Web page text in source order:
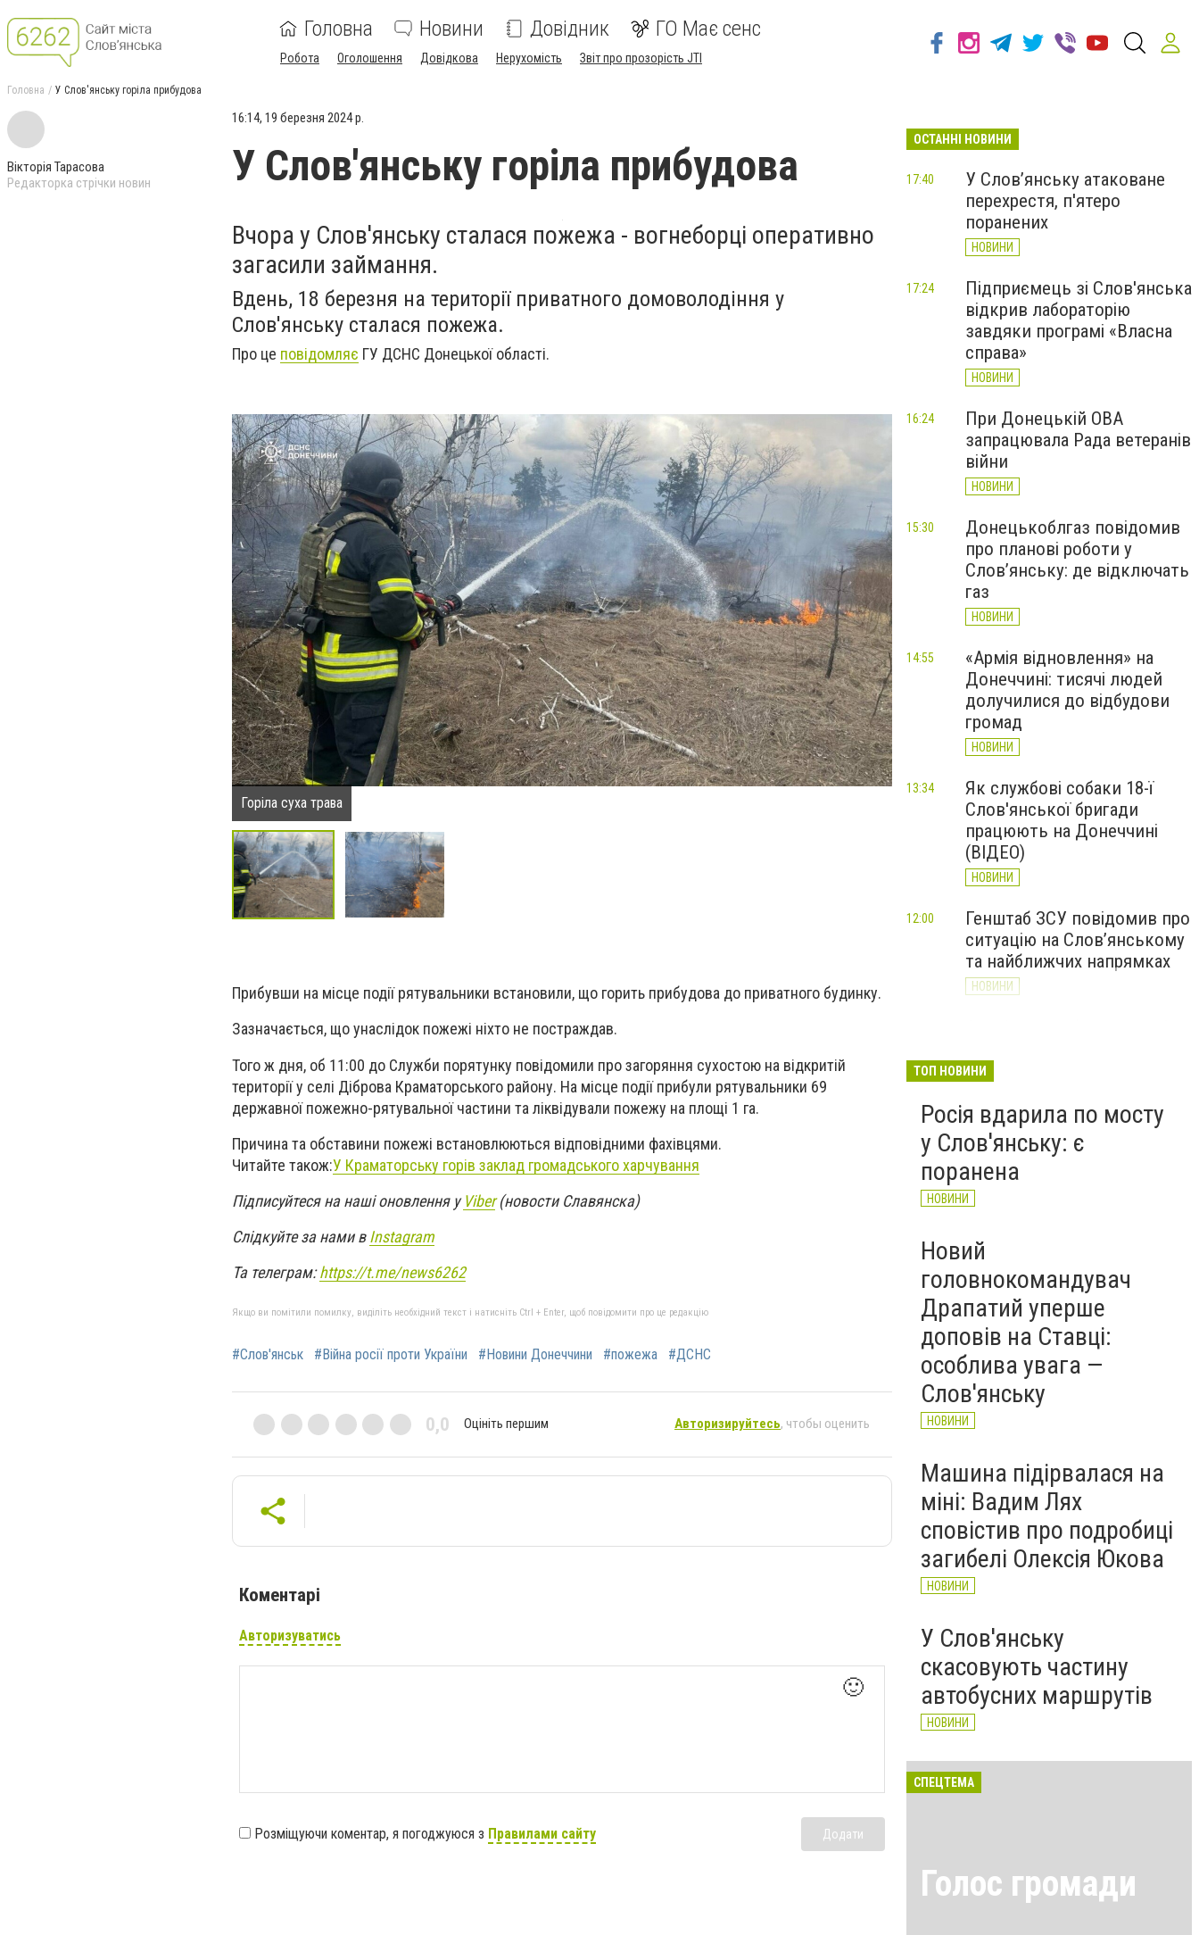
Головна Новини Довідник ГО Має сенс
Робота Оголошення Довідкова Нерухомість Звіт про прозорість JTI
Головна У Слов'янську горіла прибудова
Вікторія Тарасова
Редакторка стрічки новин
16:14, 19 березня 2024 р.
У Слов'янську горіла прибудова
Вчора у Слов'янську сталася пожежа - вогнеборці оперативно
загасили займання.
Вдень, 18 березня на території приватного домоволодіння у
Слов'янську сталася пожежа.
Про це повідомляє ГУ ДСНС Донецької області.
Горіла суха трава Горіла суха трава
Прибувши на місце події рятувальники встановили, що горить прибудова до приватного будинку.
Зазначається, що унаслідок пожежі ніхто не постраждав.
Того ж дня, об 11:00 до Служби порятунку повідомили про загоряння сухостою на відкритій
території у селі Діброва Краматорського району. На місце події прибули рятувальники 69
державної пожежно-рятувальної частини та ліквідували пожежу на площі 1 га.
Причина та обставини пожежі встановлюються відповідними фахівцями.
Читайте також:У Краматорську горів заклад громадського харчування
Підписуйтеся на наші оновлення уViber(новости Славянска)
Слідкуйте за нами вInstagram
Та телеграм:https://t.me/news6262
Якщо ви помітили помилку, виділіть необхідний текст і натисніть Ctrl + Enter, щоб повідомити про це редакцію
#Слов'янськ #Війна росії проти України #Новини Донеччини #пожежа #ДСНС
0,0 Оцініть першим Авторизируйтесь, чтобы оценить
Коментарі
Авторизуватись
🙂
Розміщуючи коментар, я погоджуюся з Правилами сайту Додати
ОСТАННІ НОВИНИ
У Слов’янську атаковане
перехрестя, п'ятеро
поранених
НОВИНИ
17:40
Підприємець зі Слов'янська
відкрив лабораторію
завдяки програмі «Власна
справа»
НОВИНИ
17:24
При Донецькій ОВА
запрацювала Рада ветеранів
війни
НОВИНИ
16:24
Донецькоблгаз повідомив
про планові роботи у
Слов’янську: де відключать
газ
НОВИНИ
15:30
«Армія відновлення» на
Донеччині: тисячі людей
долучилися до відбудови
громад
НОВИНИ
14:55
Як службові собаки 18-ї
Слов'янської бригади
працюють на Донеччині
(ВІДЕО)
НОВИНИ
13:34
Генштаб ЗСУ повідомив про
ситуацію на Слов’янському
та найближчих напрямках
НОВИНИ
12:00
великої війни: 7 серпня
ТОП НОВИНИ
Росія вдарила по мосту
у Слов'янську: є
поранена
НОВИНИ
Новий
головнокомандувач
Драпатий уперше
доповів на Ставці:
особлива увага —
Слов'янську
НОВИНИ
Машина підірвалася на
міні: Вадим Лях
сповістив про подробиці
загибелі Олексія Юкова
НОВИНИ
У Слов'янську
скасовують частину
автобусних маршрутів
НОВИНИ
СПЕЦТЕМА
Голос громади